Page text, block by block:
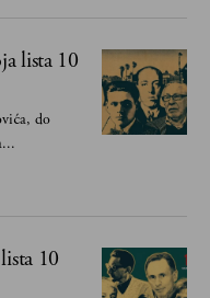
lista 10
do
10